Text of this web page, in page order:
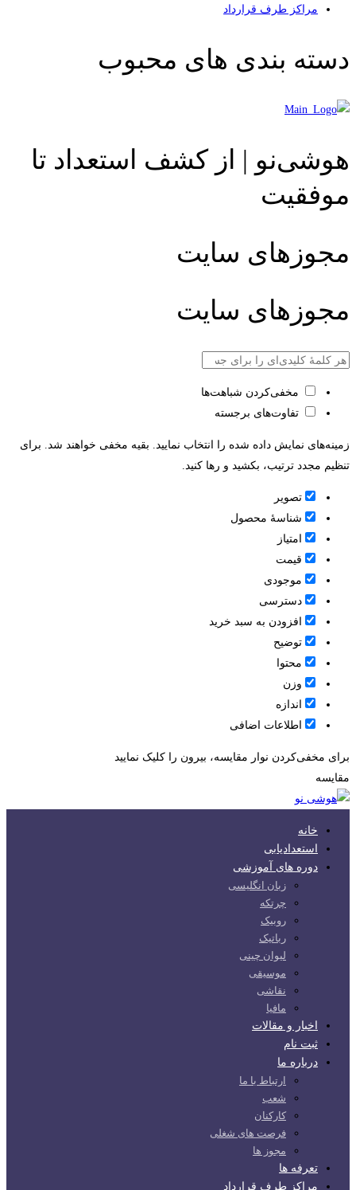
مراکز طرف قرارداد
دسته بندی های محبوب
هوشی‌نو | از کشف استعداد تا
موفقیت
مجوزهای سایت
مجوزهای سایت
مخفی‌کردن شباهت‌ها
تفاوت‌های برجسته
زمینه‌های نمایش داده شده را انتخاب نمایید. بقیه مخفی خواهند شد. برای
تنظیم مجدد ترتیب، بکشید و رها کنید.
تصویر
شناسۀ محصول
امتیاز
قيمت
موجودی
دسترسی
افزودن به سبد خرید
توضیح
محتوا
وزن
اندازه
اطلاعات اضافی
برای مخفی‌کردن نوار مقایسه، بیرون را کلیک نمایید
مقایسه
خانه
استعدادیابی
دوره های آموزشی
زبان انگلیسی
چرتکه
روبیک
رباتیک
لیوان چینی
موسیقی
نقاشی
مافیا
اخبار و مقالات
ثبت نام
درباره ما
ارتباط با ما
شعب
کارکنان
فرصت های شغلی
مجوز ها
تعرفه ها
مراکز طرف قرارداد